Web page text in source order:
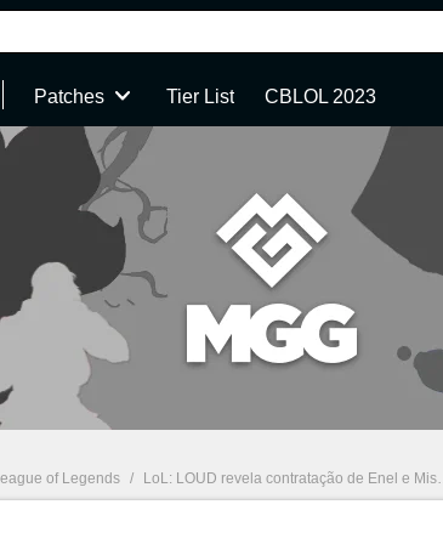
Patches Tier List CBLOL 2023
of Legends / LoL: LOUD revela contratação de Enel e Miss para o CBLOL Academy